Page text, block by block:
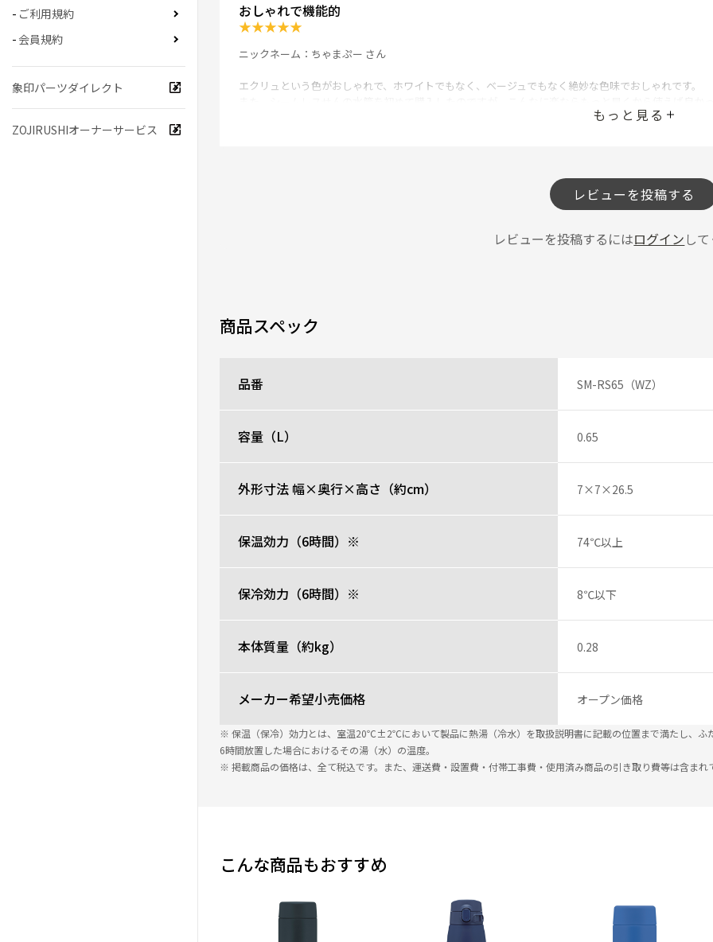
おしゃれで機能的
★★★★★
ニックネーム：ちゃまぷー さん
エクリュという色がおしゃれで、ホワイトでもなく、ベージュでもなく絶妙な色味でおしゃれです。
0人が参考になった
使いやすいです
★★
0人が参考になった
もっと見る
レビューを投稿する
レビューを投稿するにはログイン し
商品スペック
品番 SM-RS65（WZ）
容量（L） 0.65
外形寸法 幅×奥行×高さ（約cm） 7×7×26.5
保温効力（6時間）※ 74℃以上
保冷効力（6時間）※ 8℃以下
本体質量（約kg） 0.28
メーカー希望小売価格 オープン価格
※ 保温（保冷）効力とは、室温20℃±2℃において製品に熱湯（冷水）を取扱説明書に記載の位置まで満たし
6時間放置した場合におけるその湯（水）の温度。
※ 掲載商品の価格は、全て税込です。また、運送費・設置費・付帯工事費・使用済み商品の引き取り費等は含まれ
こんな商品もおすすめ
ご利用規約
会員規約
象印パーツダイレクト
ZOJIRUSHIオーナーサービス